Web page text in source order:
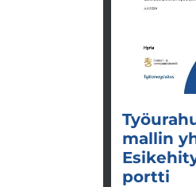
mal­lin
portti